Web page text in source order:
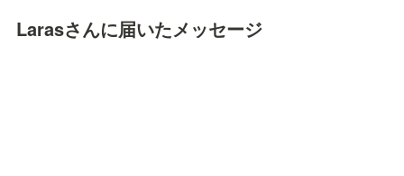
Larasさんに届いたメッセージ